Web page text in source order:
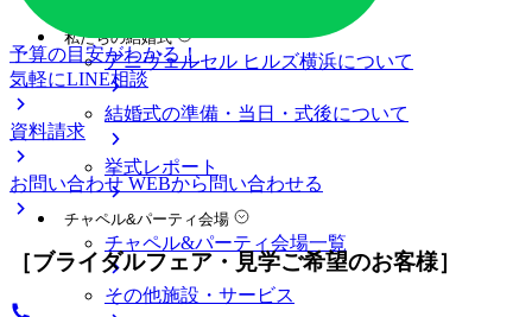
私たちの結婚式
アニヴェルセル ヒルズ横浜について
結婚式の準備・当日・式後について
挙式レポート
チャペル&パーティ会場
チャペル&パーティ会場一覧
その他施設・サービス
予算の目安がわかる！
気軽にLINE相談
資料請求
お問い合わせ WEBから問い合わせる
［ブライダルフェア・見学ご希望のお客様］